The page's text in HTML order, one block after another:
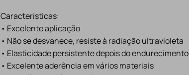
Características:
• Excelente aplicação
• Não se desvanece, resiste à radiação ultravioleta
• Elasticidade persistente depois do endurecimento
• Excelente aderência em vários materiais